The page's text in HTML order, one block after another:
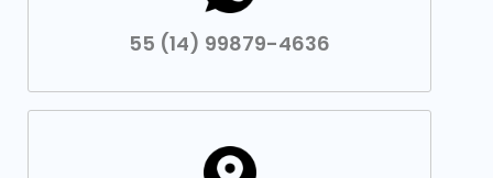
55 (14) 99879-4636